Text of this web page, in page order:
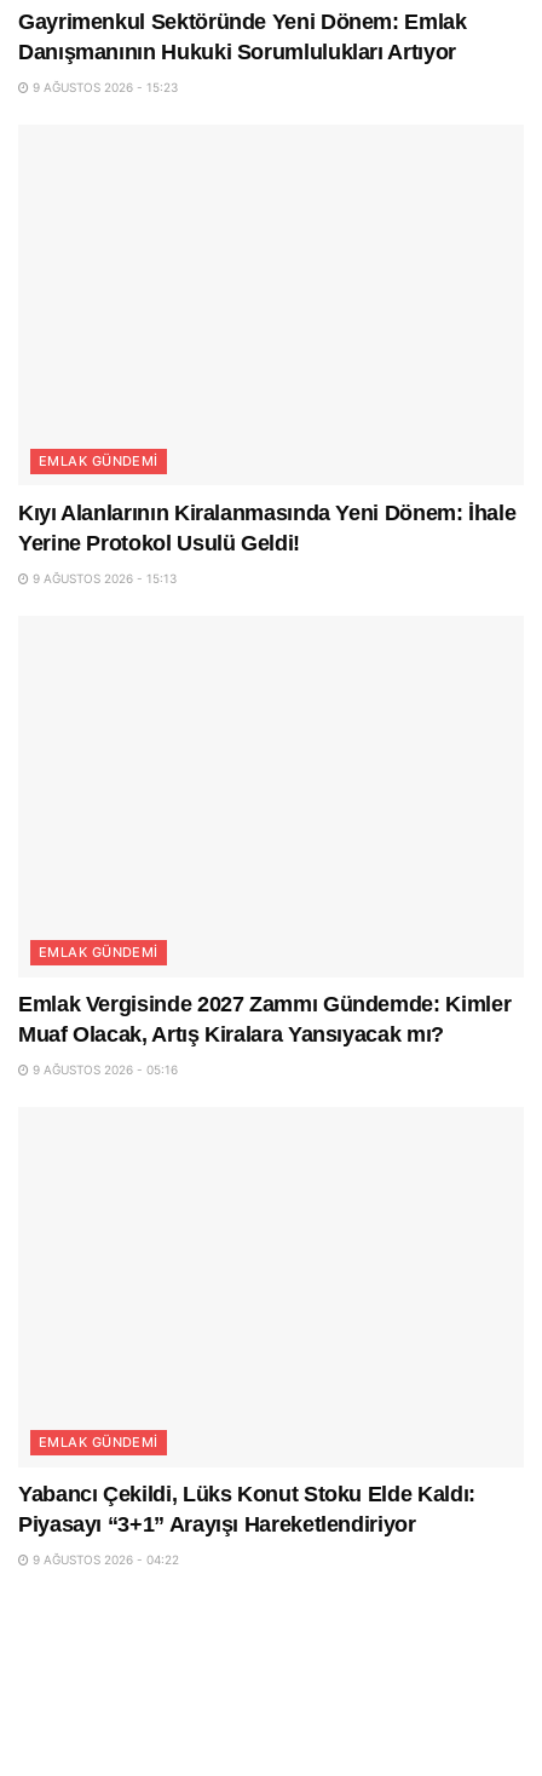
Gayrimenkul Sektöründe Yeni Dönem: Emlak
Danışmanının Hukuki Sorumlulukları Artıyor
9 AĞUSTOS 2026 - 15:23
EMLAK GÜNDEMI
Kıyı Alanlarının Kiralanmasında Yeni Dönem: İhale
Yerine Protokol Usulü Geldi!
9 AĞUSTOS 2026 - 15:13
EMLAK GÜNDEMI
Emlak Vergisinde 2027 Zammı Gündemde: Kimler
Muaf Olacak, Artış Kiralara Yansıyacak mı?
9 AĞUSTOS 2026 - 05:16
EMLAK GÜNDEMI
Yabancı Çekildi, Lüks Konut Stoku Elde Kaldı:
Piyasayı “3+1” Arayışı Hareketlendiriyor
9 AĞUSTOS 2026 - 04:22